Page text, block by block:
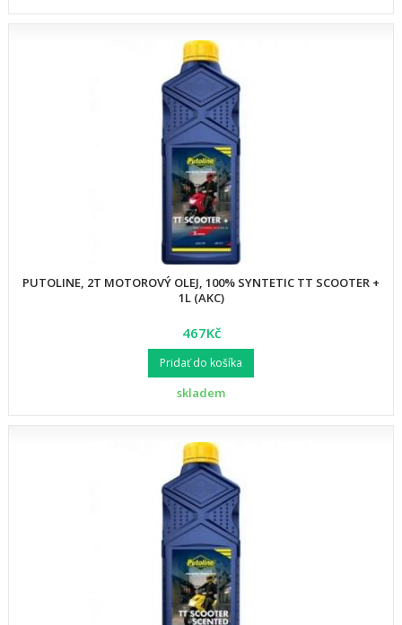
PUTOLINE, 2T MOTOROVÝ OLEJ, 100% SYNTETIC TT SCOOTER +
1L (AKC)
467Kč
Pridať do košíka
skladem